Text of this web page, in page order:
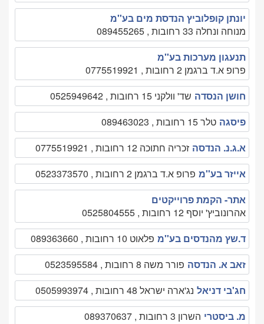
יונתן קופלוביץ הנדסת מים בע''מ
מנוחה ונחלה 33 רחובות , 089455265
תנעגון מערכות בע''מ
פרופ א.ד ברגמן 2 רחובות , 0775519921
חושן הנסדה שד' וולקני 15 רחובות , 0525949642
פיסגה טלר 15 רחובות , 089463023
א.ג.נ. הנדסה זכריה חתוכה 12 רחובות , 0775519921
אייזר בע''מ פרופ א.ד ברגמן 2 רחובות , 0523373570
אתר- הקמת פרוייקטים
אהרונוביץ' יוסף 12 רחובות , 0525804555
ד.שץ מהנדסים בע''מ פלאוט 10 רחובות , 089363660
זאב א. הנדסה פורר משה 8 רחובות , 0523595584
חג'בי דניאל נג'ארה ישראל 48 רחובות , 0505993974
מ. ביסטרי השרון 3 רחובות , 089370637